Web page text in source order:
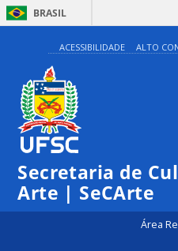
BRASIL
ACESSIBILIDADE ALTO
Secretaria de
Arte | SeCArte
Área